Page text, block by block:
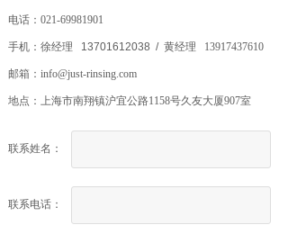
电话： 021-69981901
手机： 徐经理 13701612038 / 黄经理 13917437610
邮箱： info@just-rinsing.com
地点： 上海市南翔镇沪宜公路1158号久友大厦907室
联系姓名：
联系电话：